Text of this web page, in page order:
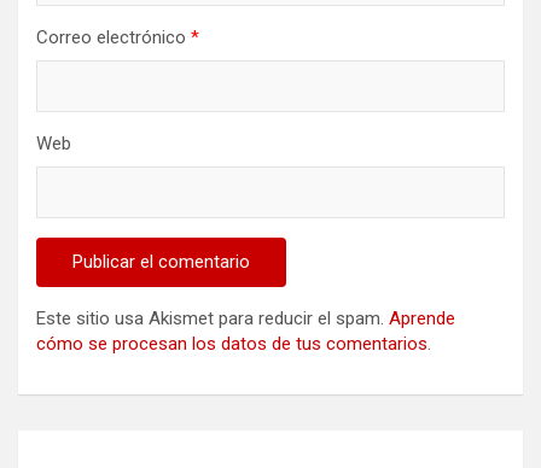
Correo electrónico *
Web
Este sitio usa Akismet para reducir el spam. Aprende
cómo se procesan los datos de tus comentarios.